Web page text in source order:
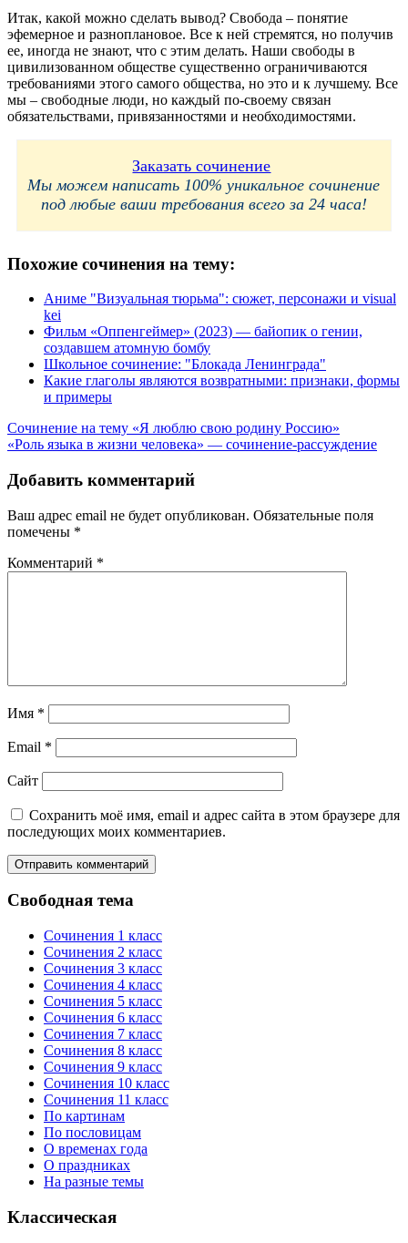
Итак, какой можно сделать вывод? Свобода – понятие
эфемерное и разноплановое. Все к ней стремятся, но получив
ее, иногда не знают, что с этим делать. Наши свободы в
цивилизованном обществе существенно ограничиваются
требованиями этого самого общества, но это и к лучшему. Все
мы – свободные люди, но каждый по-своему связан
обязательствами, привязанностями и необходимостями.
Заказать сочинение
Мы можем написать 100% уникальное сочинение
под любые ваши требования всего за 24 часа!
Похожие сочинения на тему:
Аниме "Визуальная тюрьма": сюжет, персонажи и visual
kei
Фильм «Оппенгеймер» (2023) — байопик о гении,
создавшем атомную бомбу
Школьное сочинение: "Блокада Ленинграда"
Какие глаголы являются возвратными: признаки, формы
и примеры
Навигация
по
записям
Сочинение на тему «Я люблю свою родину Россию»
«Роль языка в жизни человека» — сочинение-рассуждение
Добавить комментарий
Ваш адрес email не будет опубликован. Обязательные поля
помечены *
Комментарий *
Имя *
Email *
Сайт
Сохранить моё имя, email и адрес сайта в этом браузере для
последующих моих комментариев.
Свободная тема
Сочинения 1 класс
Сочинения 2 класс
Сочинения 3 класс
Сочинения 4 класс
Сочинения 5 класс
Сочинения 6 класс
Сочинения 7 класс
Сочинения 8 класс
Сочинения 9 класс
Сочинения 10 класс
Сочинения 11 класс
По картинам
По пословицам
О временах года
О праздниках
На разные темы
Классическая